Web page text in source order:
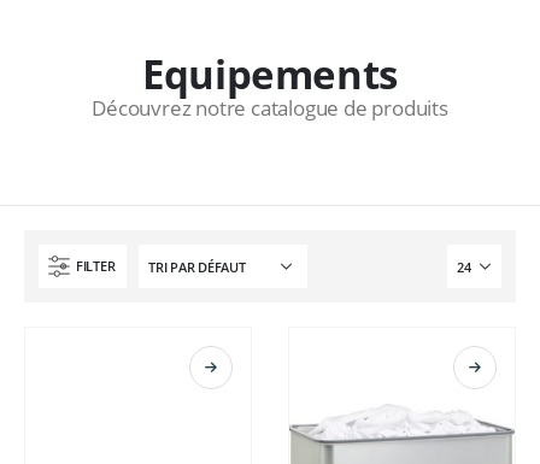
Equipements
Découvrez notre catalogue de produits
FILTER